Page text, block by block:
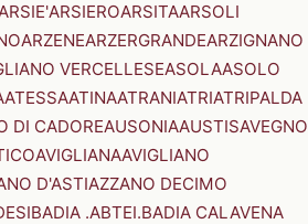
ARSIEROARSITAARSOLI
ARZENEARZERGRANDEARZIGNANO
VERCELLESEASOLAASOLO
ATESSAATINAATRANIATRIATRIPALDA
DI CADOREAUSONIAAUSTISAVEGNO
AVIGLIANAAVIGLIANO
D'ASTIAZZANO DECIMO
BADIA .ABTEI.BADIA CALAVENA